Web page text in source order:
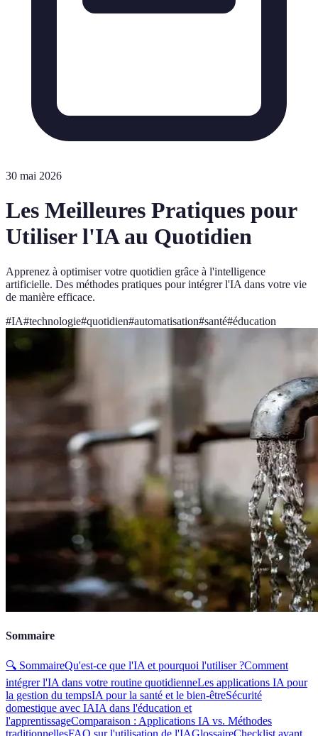
30 mai 2026
Les Meilleures Pratiques pour
Utiliser l'IA au Quotidien
Apprenez à optimiser votre quotidien grâce à l'intelligence
artificielle. Des méthodes pratiques pour intégrer l'IA dans votre vie
de manière efficace.
#IA#technologie#quotidien#automatisation#santé#éducation
Sommaire
🔍 SommaireQu'est-ce que l'IA et pourquoi l'utiliser ?Comment
intégrer l'IA dans votre routine quotidienneLes applications IA pour
la gestion du tempsIA pour la santé et le bien-êtreSécurité
domestique avec IAIA dans l'éducation et
l'apprentissageComparaison : Applications IA vs. Méthodes